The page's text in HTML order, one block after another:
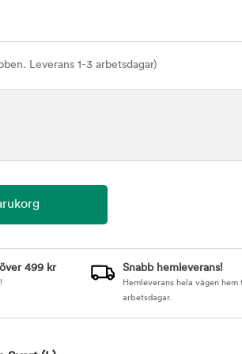
Leverans 1-3 arbetsdagar)
499 kr Snabb hemleverans!
Hemleverans hela vägen
arbetsdagar.